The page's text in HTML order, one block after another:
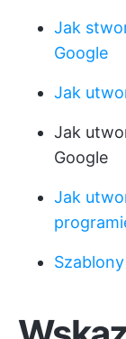
Jak
Google
Jak
Jak
Google
Jak